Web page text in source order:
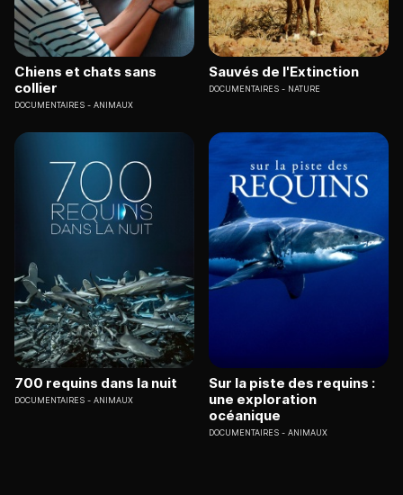
Chiens et chats sans
collier
DOCUMENTAIRES ANIMAUX
Sauvés de l'Extinction
DOCUMENTAIRES NATURE
700 requins dans la nuit
DOCUMENTAIRES ANIMAUX
Sur la piste des requins :
une exploration
océanique
DOCUMENTAIRES ANIMAUX